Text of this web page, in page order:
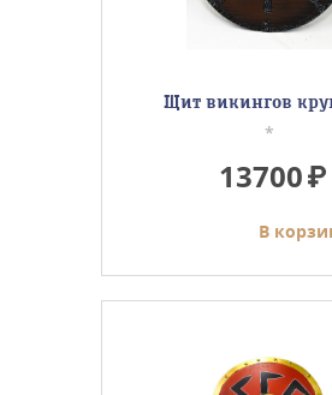
Щит викингов
*
13700
В